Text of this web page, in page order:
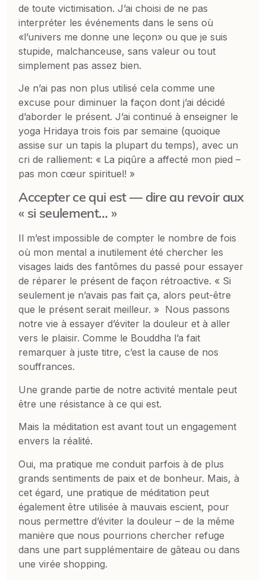
de toute victimisation. J’ai choisi de ne pas
interpréter les événements dans le sens où
«l’univers me donne une leçon» ou que je suis
stupide, malchanceuse, sans valeur ou tout
simplement pas assez bien.
Je n’ai pas non plus utilisé cela comme une
excuse pour diminuer la façon dont j’ai décidé
d’aborder le présent. J’ai continué à enseigner le
yoga Hridaya trois fois par semaine (quoique
assise sur un tapis la plupart du temps), avec un
cri de ralliement: « La piqûre a affecté mon pied –
pas mon cœur spirituel! »
Accepter ce qui est — dire au revoir aux
« si seulement… »
Il m’est impossible de compter le nombre de fois
où mon mental a inutilement été chercher les
visages laids des fantômes du passé pour essayer
de réparer le présent de façon rétroactive. « Si
seulement je n’avais pas fait ça, alors peut-être
que le présent serait meilleur. » Nous passons
notre vie à essayer d’éviter la douleur et à aller
vers le plaisir. Comme le Bouddha l’a fait
remarquer à juste titre, c’est la cause de nos
souffrances.
Une grande partie de notre activité mentale peut
être une résistance à ce qui est.
Mais la méditation est avant tout un engagement
envers la réalité.
Oui, ma pratique me conduit parfois à de plus
grands sentiments de paix et de bonheur. Mais, à
cet égard, une pratique de méditation peut
également être utilisée à mauvais escient, pour
nous permettre d’éviter la douleur – de la même
manière que nous pourrions chercher refuge
dans une part supplémentaire de gâteau ou dans
une virée shopping.